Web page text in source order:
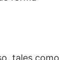
tales como